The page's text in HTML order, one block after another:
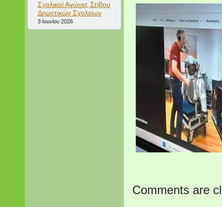
Σχολικοί Αγώνες Στίβου
Δημοτικών Σχολείων
3 Ιουνίου 2026
Comments are